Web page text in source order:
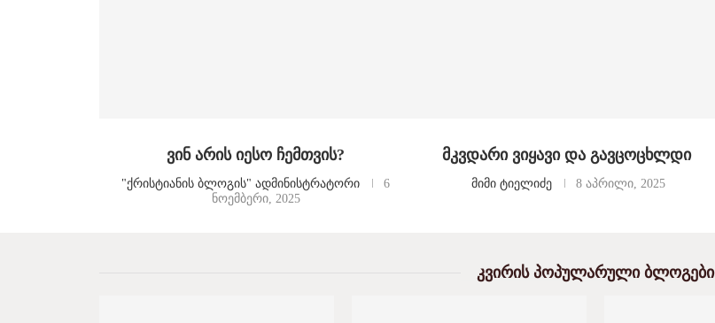
ვინ არის იესო ჩემთვის?
"ქრისტიანის ბლოგის" ადმინისტრატორი
6
ნოემბერი, 2025
მკვდარი ვიყავი და გავცოცხლდი
მიმი ტიელიძე 8 აპრილი, 2025
ᲙᲕᲘᲠᲘᲡ ᲞᲝᲞᲣᲚᲐᲠᲣᲚᲘ ᲑᲚᲝᲒᲔᲑᲘ